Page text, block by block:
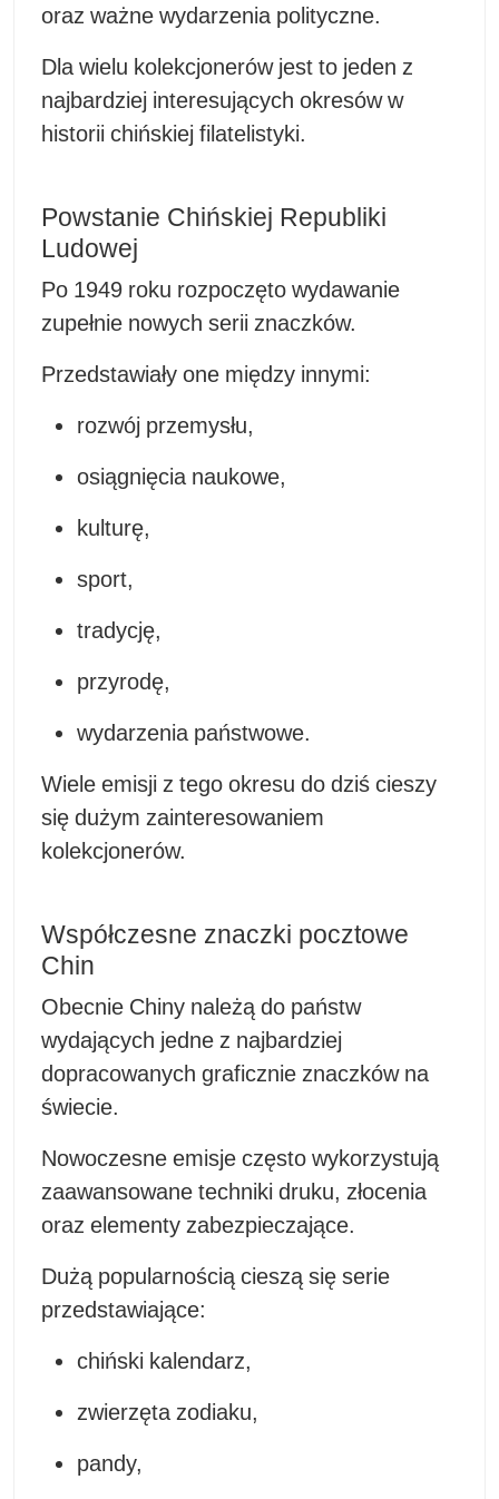
oraz ważne wydarzenia polityczne.
Dla wielu kolekcjonerów jest to jeden z
najbardziej interesujących okresów w
historii chińskiej filatelistyki.
Powstanie Chińskiej Republiki
Ludowej
Po 1949 roku rozpoczęto wydawanie
zupełnie nowych serii znaczków.
Przedstawiały one między innymi:
rozwój przemysłu,
osiągnięcia naukowe,
kulturę,
sport,
tradycję,
przyrodę,
wydarzenia państwowe.
Wiele emisji z tego okresu do dziś cieszy
się dużym zainteresowaniem
kolekcjonerów.
Współczesne znaczki pocztowe
Chin
Obecnie Chiny należą do państw
wydających jedne z najbardziej
dopracowanych graficznie znaczków na
świecie.
Nowoczesne emisje często wykorzystują
zaawansowane techniki druku, złocenia
oraz elementy zabezpieczające.
Dużą popularnością cieszą się serie
przedstawiające:
chiński kalendarz,
zwierzęta zodiaku,
pandy,